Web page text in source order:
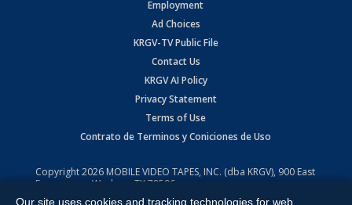
Employment
Ad Choices
KRGV-TV Public File
Contact Us
KRGV AI Policy
Privacy Statement
Terms of Use
Contrato de Terminos y Coniciones de Uso
Copyright2026 MOBILE VIDEO TAPES, INC. (dba KRGV), 900 East
Expressway, Weslaco, TX 78596.
Our site uses cookies and tracking technologies for web